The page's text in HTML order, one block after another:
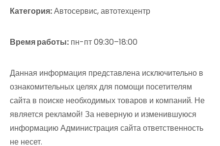
Категория:Автосервис, автотехцентр
Время работы: пн-пт 09:30–18:00
Данная информация представлена исключительно в
ознакомительных целях для помощи посетителям
сайта в поиске необходимых товаров и компаний. Не
является рекламой! За неверную и изменившуюся
информацию Администрация сайта ответственность
не несет.